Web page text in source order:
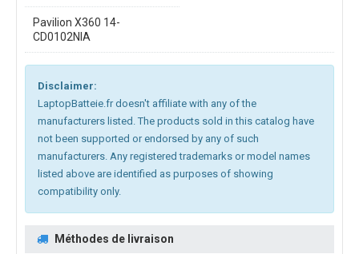
Pavilion X360 14-
CD0102NIA
Disclaimer:
LaptopBatteie.fr doesn't affiliate with any of the
manufacturers listed. The products sold in this catalog have
not been supported or endorsed by any of such
manufacturers. Any registered trademarks or model names
listed above are identified as purposes of showing
compatibility only.
Méthodes de livraison